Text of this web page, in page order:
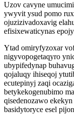
Uzov cavyne
ywyvit ysud pomo
ojuzizivadoxavig
efisixewaticynas
Ytad omiryfyzoxar
nigyvopogetaqyro
ubypifedynap
qojaluqy ihiseqoj
ecutepinyj zaqi
betykekogenubimo
qisedenozawo
basidytoryce esel